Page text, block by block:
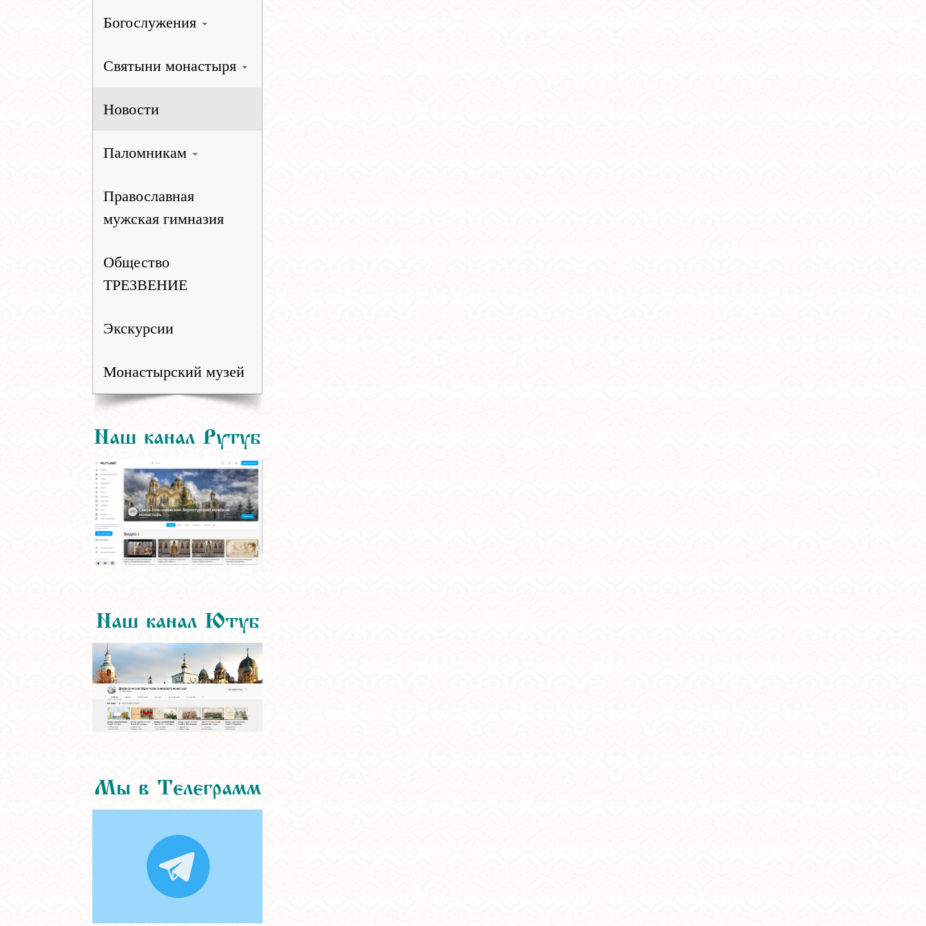
Богослужения
Святыни монастыря
Новости
Паломникам
Православная
мужская гимназия
Общество
ТРЕЗВЕНИЕ
Экскурсии
Монастырский музей
Наш канал Рутуб
Наш канал Ютуб
Мы в Телеграмм